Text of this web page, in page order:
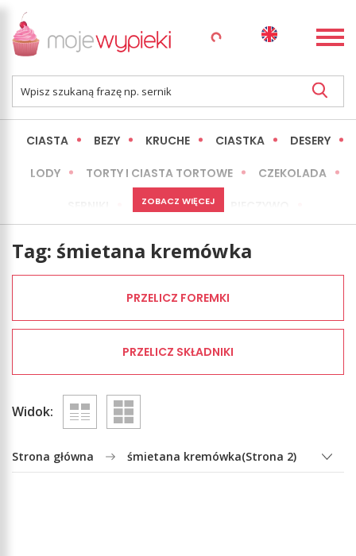
CIASTA BEZY KRUCHE CIASTKA DESERY
LODY TORTY I CIASTA TORTOWE CZEKOLADA
MINI WYPIEKI
ZOBACZ WIĘCEJ
Tag: śmietana kremówka
PRZELICZ FOREMKI
PRZELICZ SKŁADNIKI
Widok:
Strona główna śmietana kremówka(Strona 2)